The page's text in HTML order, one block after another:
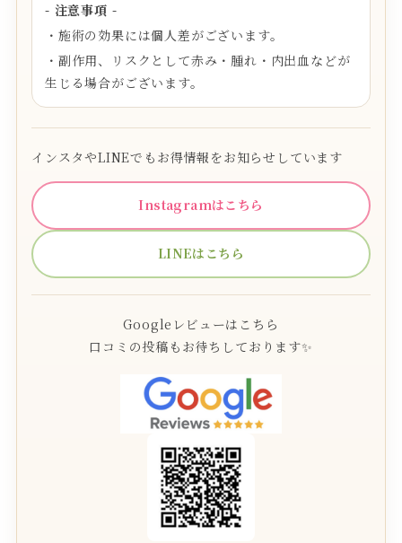
- 注意事項 -
・施術の効果には個人差がございます。
・副作用、リスクとして赤み・腫れ・内出血などが
生じる場合がございます。
インスタやLINEでもお得情報をお知らせしています
Instagramはこちら
LINEはこちら
Googleレビューはこちら
口コミの投稿もお待ちしております✨